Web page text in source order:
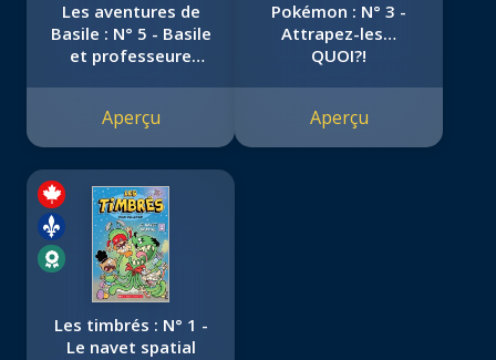
Les aventures de
Basile : N° 5 - Basile
et professeure
Aperçu
Pokémon : N° 3 -
Attrapez-les…
QUOI?!
Aperçu
Les timbrés : N° 1 -
Le navet spatial